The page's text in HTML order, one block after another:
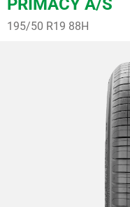
PRIMACY A/S
195/50 R19 88H